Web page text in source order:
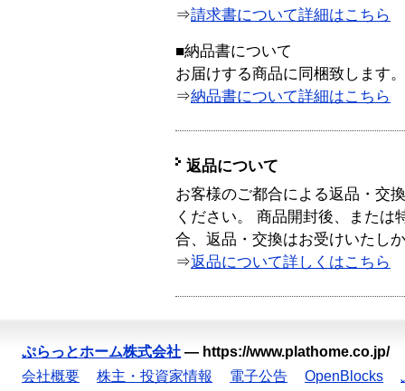
⇒請求書について詳細はこちら
■納品書について
お届けする商品に同梱致します。
⇒納品書について詳細はこちら
返品について
お客様のご都合による返品・交
ください。 商品開封後、または
合、返品・交換はお受けいたし
⇒返品について詳しくはこちら
ぷらっとホーム株式会社 — https://www.plathome.co.jp/
会社概要
株主・投資家情報 電子公告 OpenBlocks